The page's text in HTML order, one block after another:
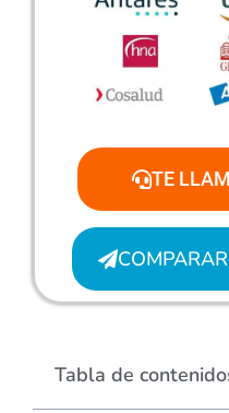
TE
Tabla de